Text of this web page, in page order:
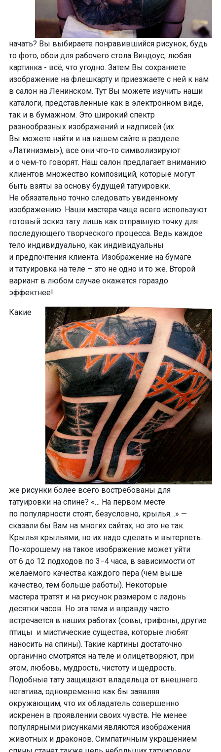
начать? Вы выбираете понравившийся рисунок, будь
то фото, обои для рабочего стола Виндоус, любая
картинка - всё, что угодно. Затем Вы сохраняете
изображение на флешкарту и приезжаете с ней к нам
в салон на Ленинском. Тут Вы можете изучить наши
каталоги, представленные как в электронном виде,
так и в бумажном. Это широкий спектр
разнообразных изображений и надписей (их
Вы можете найти и на нашем сайте в разделе
«Латинизмы»), все они что-то символизируют
и о чем-то говорят. Наш салон предлагает вниманию
клиентов множество композиций, которые могут
быть взяты за основу будущей татуировки.
Не обязательно точно следовать увиденному
изображению. Наши мастера чаще всего используют
готовый эскиз тату лишь как отправную точку для
последующего творческого процесса. Ведь каждое
тело индивидуально, как индивидуальны
и предпочтения клиента. Изображение на бумаге
и татуировка на теле – это не одно и то же. Второй
вариант в любом случае окажется гораздо
эффектнее!
Какие
же рисунки более всего востребованы для
татуировки на спине? «… На первом месте
по популярности стоят, безусловно, крылья…» —
сказали бы Вам на многих сайтах, но это не так.
Крылья крыльями, но их надо сделать и вытерпеть.
По-хорошему на такое изображение может уйти
от 6 до 12 подходов по 3−4 часа, в зависимости от
желаемого качества каждого пера (чем выше
качество, тем больше работы). Некоторые
мастера тратят и на рисунок размером с ладонь
десятки часов. Но эта тема и вправду часто
встречается в наших работах (совы, грифоны, другие
птицы и мистические существа, которые любят
наносить на спины). Такие картины достаточно
органично смотрятся на теле и олицетворяют, при
этом, любовь, мудрость, чистоту и щедрость.
Подобные тату защищают владельца от внешнего
негатива, одновременно как бы заявляя
окружающим, что их обладатель совершенно
искренен в проявлении своих чувств. Не менее
популярными рисунками являются изображения
животных и драконов. Симпатичным украшением